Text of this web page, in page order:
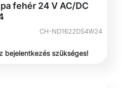
fehér 24 V AC/DC
CH-ND1622DS4W24
bejelentkezés szükséges!